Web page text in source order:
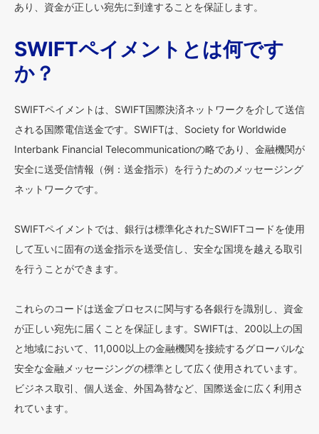
あり、資金が正しい宛先に到達することを保証します。
SWIFTペイメントとは何です
か？
SWIFTペイメントは、SWIFT国際決済ネットワークを介して送信
される国際電信送金です。SWIFTは、Society for Worldwide
Interbank Financial Telecommunicationの略であり、金融機関が
安全に送受信情報（例：送金指示）を行うためのメッセージング
ネットワークです。
SWIFTペイメントでは、銀行は標準化されたSWIFTコードを使用
して互いに固有の送金指示を送受信し、安全な国境を越える取引
を行うことができます。
これらのコードは送金プロセスに関与する各銀行を識別し、資金
が正しい宛先に届くことを保証します。SWIFTは、200以上の国
と地域において、11,000以上の金融機関を接続するグローバルな
安全な金融メッセージングの標準として広く使用されています。
ビジネス取引、個人送金、外国為替など、国際送金に広く利用さ
れています。